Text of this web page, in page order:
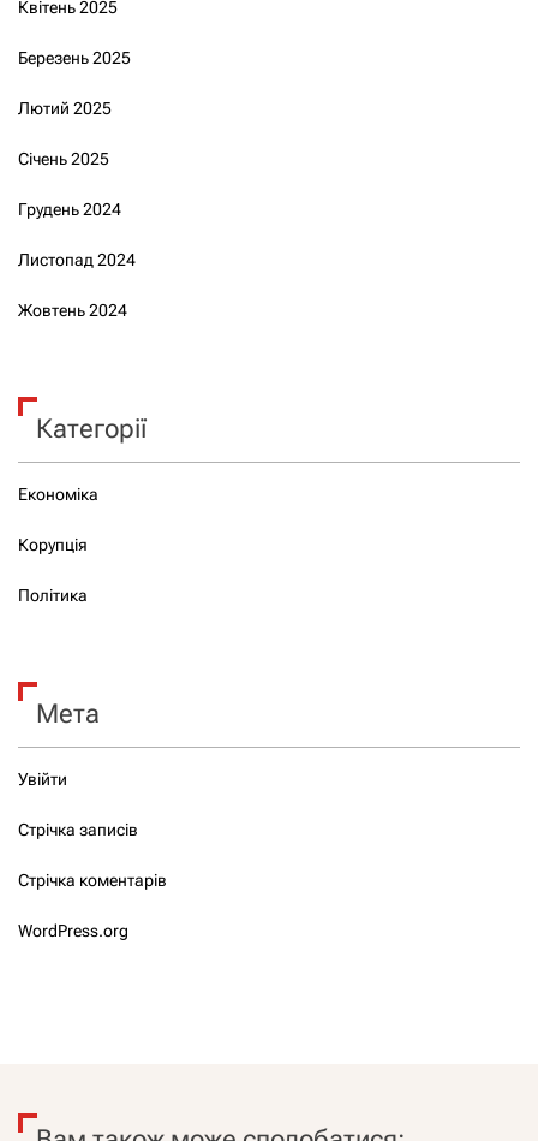
Квітень 2025
Березень 2025
Лютий 2025
Січень 2025
Грудень 2024
Листопад 2024
Жовтень 2024
Категорії
Економіка
Корупція
Політика
Мета
Увійти
Стрічка записів
Стрічка коментарів
WordPress.org